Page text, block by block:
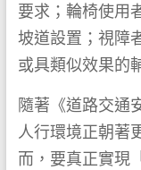
要求；輪椅使用
坡道設置；視障
或具類似效果的
隨著《道路交通
人行環境正朝著
而，要真正實現